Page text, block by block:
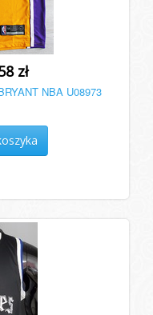
zł
NBA U08973